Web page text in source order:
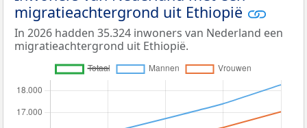
migratieachtergrond uit Ethiopië
In 2026 hadden 35.324 inwoners van Nederland een
migratieachtergrond uit Ethiopië.